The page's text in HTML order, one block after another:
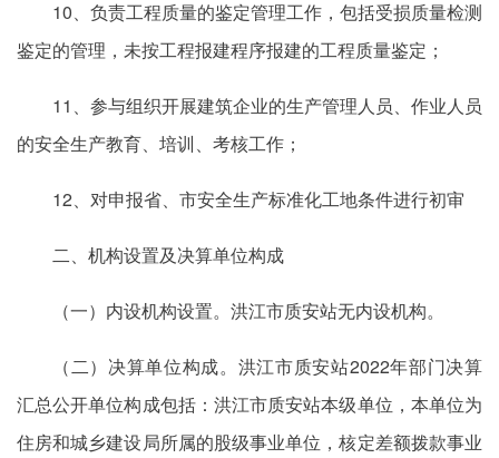
10、负责工程质量的鉴定管理工作，包括受损质量检测
鉴定的管理，未按工程报建程序报建的工程质量鉴定；
11、参与组织开展建筑企业的生产管理人员、作业人员
的安全生产教育、培训、考核工作；
12、对申报省、市安全生产标准化工地条件进行初审
二、机构设置及决算单位构成
（一）内设机构设置。洪江市质安站无内设机构。
（二）决算单位构成。洪江市质安站2022年部门决算
汇总公开单位构成包括：洪江市质安站本级单位，本单位为
住房和城乡建设局所属的股级事业单位，核定差额拨款事业